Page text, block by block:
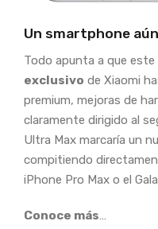
Un smartphone
Todo apunta a que este
exclusivo de Xiaomi
premium, mejoras de
claramente dirigido al
Ultra Max marcaría un
compitiendo
iPhone Pro Max o el
Conoce más…